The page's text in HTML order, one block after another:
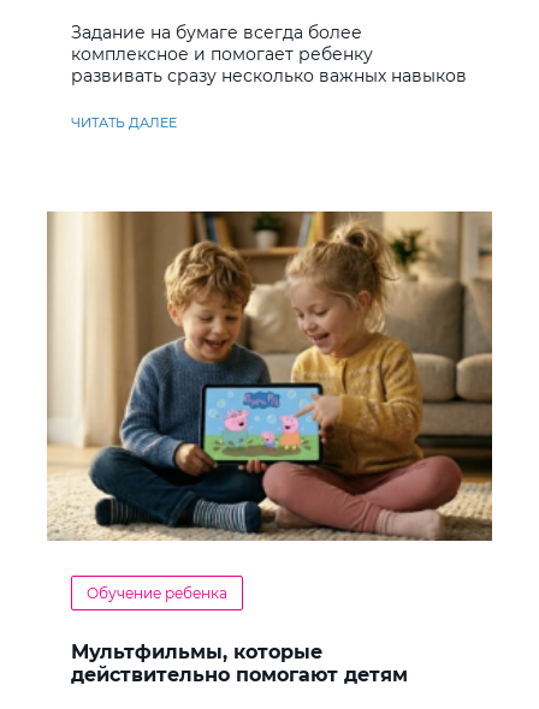
Задание на бумаге всегда более
комплексное и помогает ребенку
развивать сразу несколько важных навыков
ЧИТАТЬ ДАЛЕЕ
Обучение ребенка
Мультфильмы, которые
действительно помогают детям